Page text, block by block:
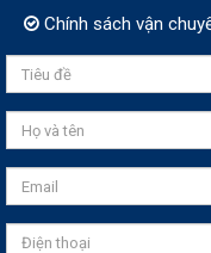
Chính sách vận